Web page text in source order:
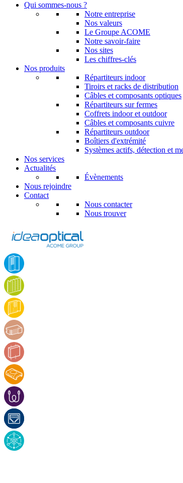
Qui sommes-nous ?
Notre entreprise
Nos valeurs
Le Groupe ACOME
Notre savoir-faire
Nos sites
Les chiffres-clés
Nos produits
Répartiteurs indoor
Tiroirs et racks de distribution
Câbles et composants optiques
Répartiteurs sur fermes
Coffrets indoor et outdoor
Câbles et composants cuivre
Répartiteurs outdoor
Boîtiers d'extrémité
Systèmes actifs, détection et
Nos services
Actualités
Évènements
Nous rejoindre
Contact
Nous contacter
Nous trouver